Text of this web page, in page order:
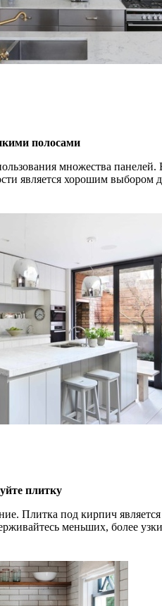
полосами
множества
является хорошим выбором
плитку
под кирпич
меньших, более